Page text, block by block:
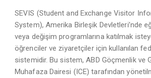
SEVIS (Student and Exchange Visitor
System), Amerika Birleşik Devletleri’nde
veya değişim programlarına katılmak
öğrenciler ve ziyaretçiler için kullanılan
sistemidir. Bu sistem, ABD Göçmenlik ve
Muhafaza Dairesi (ICE) tarafından